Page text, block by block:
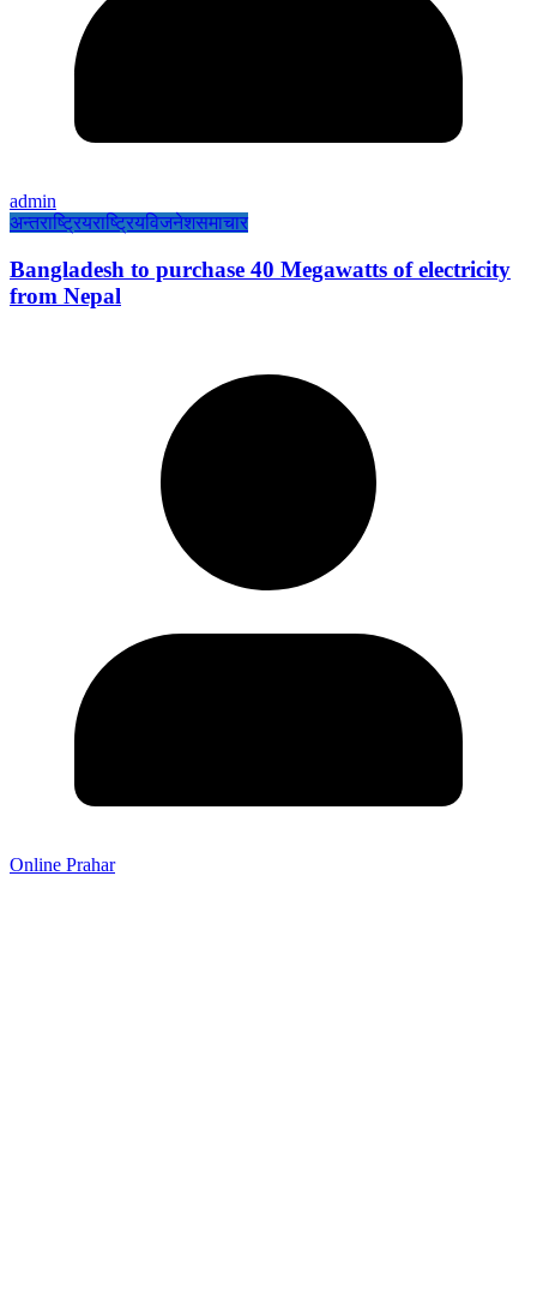
admin
अन्तराष्ट्रियराष्ट्रियविजनेशसमाचार
Bangladesh to purchase 40 Megawatts of electricity
from Nepal
Online Prahar